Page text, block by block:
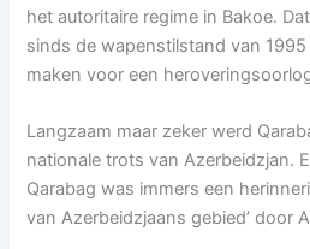
het autoritaire regime in Bakoe.
sinds de wapenstilstand van
maken voor een
Langzaam maar zeker werd
nationale trots van Azerbeidzjan.
Qarabag was immers een
van Azerbeidzjaans gebied’ door